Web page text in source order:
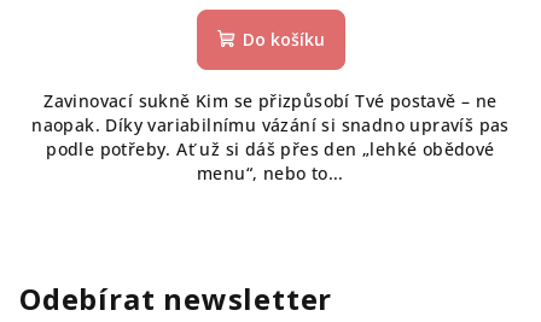
Do košíku
Zavinovací sukně Kim se přizpůsobí Tvé postavě – ne
naopak. Díky variabilnímu vázání si snadno upravíš pas
podle potřeby. Ať už si dáš přes den „lehké obědové
menu“, nebo to...
Odebírat newsletter